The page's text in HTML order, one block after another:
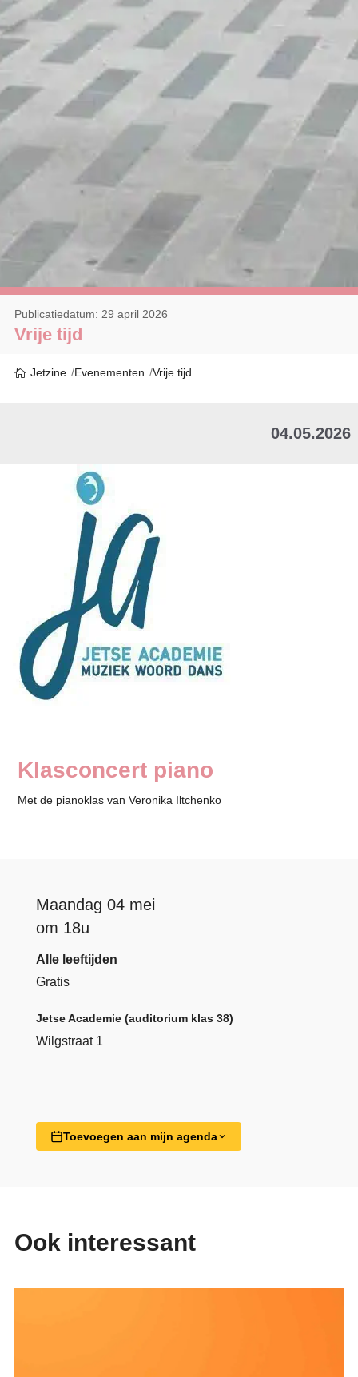
Vrije tijd
Publicatiedatum: 29 april 2026
Jetzine Evenementen Vrije tijd
04.05.2026
Klasconcert piano
Met de pianoklas van Veronika Iltchenko
Maandag 04 mei
om 18u
Alle leeftijden
Gratis
Jetse Academie (auditorium klas 38)
Wilgstraat 1
Toevoegen aan mijn agenda
Ook interessant